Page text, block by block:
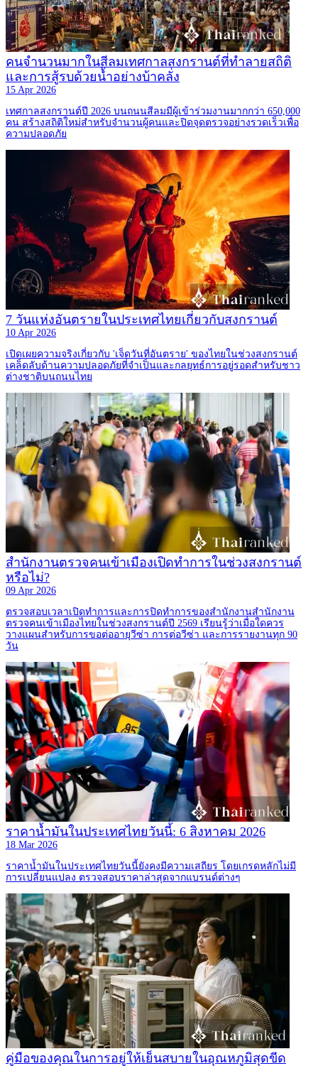
คนจำนวนมากในสีลมเทศกาลสงกรานต์ที่ทำลายสถิติ
และการสู้รบด้วยน้ำอย่างบ้าคลั่ง
15 Apr 2026
เทศกาลสงกรานต์ปี 2026 บนถนนสีลมมีผู้เข้าร่วมงานมากกว่า 650,000
คน สร้างสถิติใหม่สำหรับจำนวนผู้คนและปิดจุดตรวจอย่างรวดเร็วเพื่อ
ความปลอดภัย
7 วันแห่งอันตรายในประเทศไทยเกี่ยวกับสงกรานต์
10 Apr 2026
เปิดเผยความจริงเกี่ยวกับ 'เจ็ดวันที่อันตราย' ของไทยในช่วงสงกรานต์
เคล็ดลับด้านความปลอดภัยที่จำเป็นและกลยุทธ์การอยู่รอดสำหรับชาว
ต่างชาติบนถนนไทย
สำนักงานตรวจคนเข้าเมืองเปิดทำการในช่วงสงกรานต์
หรือไม่?
09 Apr 2026
ตรวจสอบเวลาเปิดทำการและการปิดทำการของสำนักงานสำนักงาน
ตรวจคนเข้าเมืองไทยในช่วงสงกรานต์ปี 2569 เรียนรู้ว่าเมื่อใดควร
วางแผนสำหรับการขอต่ออายุวีซ่า การต่อวีซ่า และการรายงานทุก 90
วัน
ราคาน้ำมันในประเทศไทยวันนี้: 6 สิงหาคม 2026
18 Mar 2026
ราคาน้ำมันในประเทศไทยวันนี้ยังคงมีความเสถียร โดยเกรดหลักไม่มี
การเปลี่ยนแปลง ตรวจสอบราคาล่าสุดจากแบรนด์ต่างๆ
คู่มือของคุณในการอยู่ให้เย็นสบายในอุณหภูมิสุดขีด